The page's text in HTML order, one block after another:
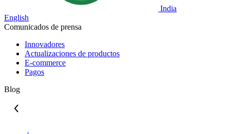
India
English
Comunicados de prensa
Innovadores
Actualizaciones de productos
E-commerce
Pagos
Blog